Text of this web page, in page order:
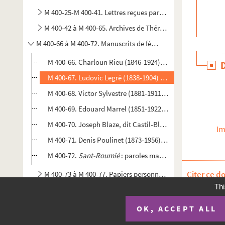
M 400-25-M 400-41. Lettres reçues par Joseph
M 400-42 à M 400-65. Archives de Thérèse Roumanille-
M 400-66 à M 400-72. Manuscrits de félibres
M 400-66. Charloun Rieu (1846-1924). Enveloppe avec
M 400-67. Ludovic Legré (1838-1904) et Théodore Aubanel
M 400-68. Victor Sylvestre (1881-1911). Lettre de ce
M 400-69. Edouard Marrel (1851-1922). Manuscrit du
M 400-70. Joseph Blaze, dit Castil-Blaze (1784-1857).
M 400-71. Denis Poulinet (1873-1956). Lettre de Denis
M 400-72. Sant-Roumié: paroles manuscrites d’une
M 400-73 à M 400-77. Papiers personnels de Joseph
Citer ce
Plan du
OK, ACCEPT ALL